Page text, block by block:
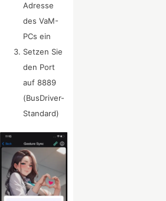
Adresse
des VaM-
PCs ein
Setzen Sie
den Port
auf 8889
(BusDriver-
Standard)